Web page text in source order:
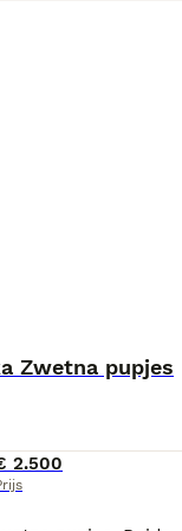
Zwetna pupjes
2.500